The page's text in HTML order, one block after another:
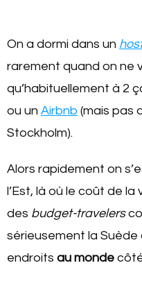
On a dormi dans un
rarement quand on ne
qu’habituellement à 2
ou un Airbnb (mais pas
Stockholm).
Alors rapidement on
l’Est, là où le coût de
des budget-travelers
sérieusement la Suède
endroits au monde